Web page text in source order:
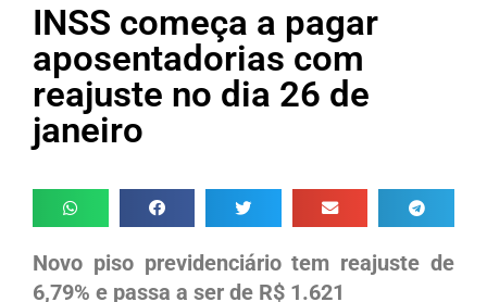
INSS começa a pagar
aposentadorias com
reajuste no dia 26 de
janeiro
Novo piso previdenciário tem reajuste de
6,79% e passa a ser de R$ 1.621